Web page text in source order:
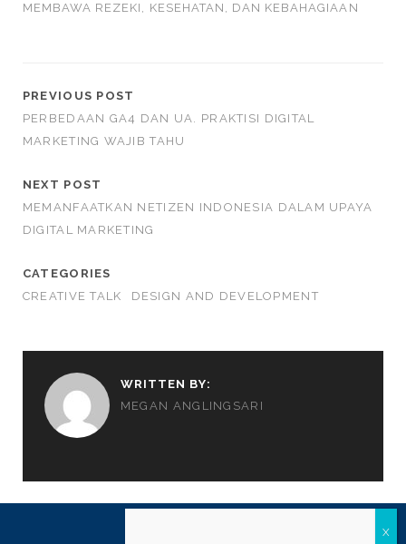
MEMBAWA REZEKI, KESEHATAN, DAN KEBAHAGIAAN
PREVIOUS POST
PERBEDAAN GA4 DAN UA. PRAKTISI DIGITAL
MARKETING WAJIB TAHU
NEXT POST
MEMANFAATKAN NETIZEN INDONESIA DALAM UPAYA
DIGITAL MARKETING
CATEGORIES
CREATIVE TALK
DESIGN AND DEVELOPMENT
WRITTEN BY:
MEGAN ANGLINGSARI